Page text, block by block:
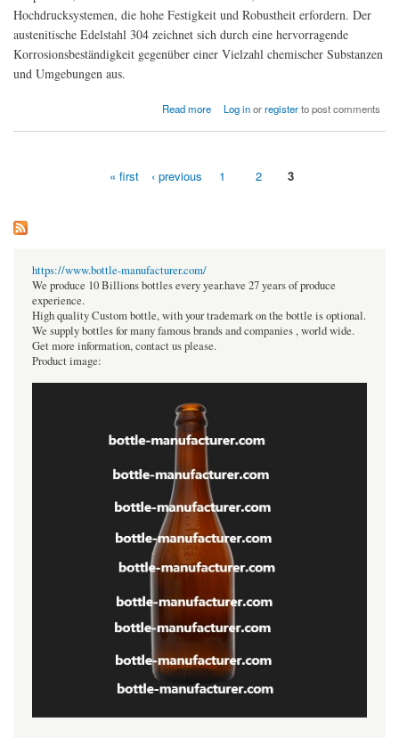
Hochdrucksystemen, die hohe Festigkeit und Robustheit erfordern. Der
austenitische Edelstahl 304 zeichnet sich durch eine hervorragende
Korrosionsbeständigkeit gegenüber einer Vielzahl chemischer Substanzen
und Umgebungen aus.
Read more
about Welche Vorteile bietet die Verwendung von Rohrverbindungen aus Edelstahl 304
Log inorregisterto post comments
« first ‹ previous 1 2 3
https://www.bottle-manufacturer.com/
We produce 10 Billions bottles every year.have 27 years of produce
experience.
High quality Custom bottle, with your trademark on the bottle is optional.
We supply bottles for many famous brands and companies , world wide.
Get more information, contact us please.
Product image: